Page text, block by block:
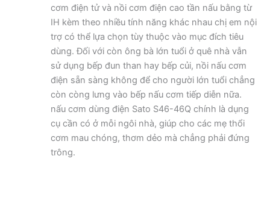
cơm điện tử và nồi cơm điện cao tần nấu bằng từ
IH kèm theo nhiều tính năng khác nhau chị em nội
trợ có thể lựa chọn tùy thuộc vào mục đích tiêu
dùng. Đối với còn ông bà lớn tuổi ở quê nhà vẫn
sử dụng bếp đun than hay bếp củi, nồi nấu cơm
điện sẵn sàng không để cho người lớn tuổi chẳng
còn còng lưng vào bếp nấu cơm tiếp diễn nữa.
nấu cơm dùng điện Sato S46-46Q chính là dụng
cụ cần có ở mỗi ngôi nhà, giúp cho các mẹ thổi
cơm mau chóng, thơm dẻo mà chẳng phải đứng
trông.